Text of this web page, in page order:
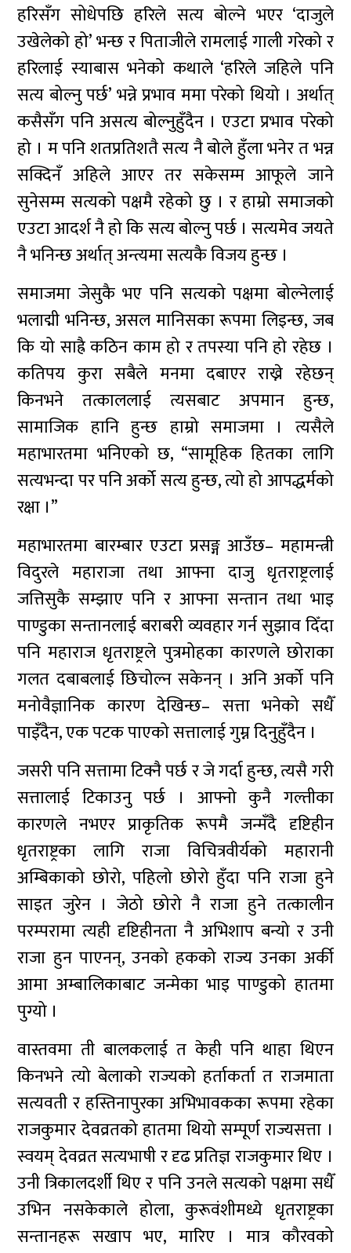
हरिसँग सोधेपछि हरिले सत्य बोल्ने भएर ‘दाजुले
उखेलेको हो’ भन्छ र पिताजीले रामलाई गाली गरेको र
हरिलाई स्याबास भनेको कथाले ‘हरिले जहिले पनि
सत्य बोल्नु पर्छ’ भन्ने प्रभाव ममा परेको थियो । अर्थात्
कसैसँग पनि असत्य बोल्नुहुँदैन । एउटा प्रभाव परेको
हो । म पनि शतप्रतिशतै सत्य नै बोले हुँला भनेर त भन्न
सक्दिनँ अहिले आएर तर सकेसम्म आफूले जाने
सुनेसम्म सत्यको पक्षमै रहेको छु । र हाम्रो समाजको
एउटा आदर्श नै हो कि सत्य बोल्नु पर्छ । सत्यमेव जयते
नै भनिन्छ अर्थात् अन्त्यमा सत्यकै विजय हुन्छ ।
समाजमा जेसुकै भए पनि सत्यको पक्षमा बोल्नेलाई
भलाद्मी भनिन्छ, असल मानिसका रूपमा लिइन्छ, जब
कि यो साह्रै कठिन काम हो र तपस्या पनि हो रहेछ ।
कतिपय कुरा सबैले मनमा दबाएर राख्ने रहेछन्
किनभने तत्काललाई त्यसबाट अपमान हुन्छ,
सामाजिक हानि हुन्छ हाम्रो समाजमा । त्यसैले
महाभारतमा भनिएको छ, “सामूहिक हितका लागि
सत्यभन्दा पर पनि अर्को सत्य हुन्छ, त्यो हो आपद्धर्मको
रक्षा ।”
महाभारतमा बारम्बार एउटा प्रसङ्ग आउँछ– महामन्त्री
विदुरले महाराजा तथा आफ्ना दाजु धृतराष्ट्रलाई
जत्तिसुकै सम्झाए पनि र आफ्ना सन्तान तथा भाइ
पाण्डुका सन्तानलाई बराबरी व्यवहार गर्न सुझाव दिँदा
पनि महाराज धृतराष्ट्रले पुत्रमोहका कारणले छोराका
गलत दबाबलाई छिचोल्न सकेनन् । अनि अर्को पनि
मनोवैज्ञानिक कारण देखिन्छ– सत्ता भनेको सधैँ
पाइँदैन, एक पटक पाएको सत्तालाई गुम्न दिनुहुँदैन ।
जसरी पनि सत्तामा टिक्नै पर्छ र जे गर्दा हुन्छ, त्यसै गरी
सत्तालाई टिकाउनु पर्छ । आफ्नो कुनै गल्तीका
कारणले नभएर प्राकृतिक रूपमै जन्मँदै दृष्टिहीन
धृतराष्ट्रका लागि राजा विचित्रवीर्यको महारानी
अम्बिकाको छोरो, पहिलो छोरो हुँदा पनि राजा हुने
साइत जुरेन । जेठो छोरो नै राजा हुने तत्कालीन
परम्परामा त्यही दृष्टिहीनता नै अभिशाप बन्यो र उनी
राजा हुन पाएनन्, उनको हकको राज्य उनका अर्की
आमा अम्बालिकाबाट जन्मेका भाइ पाण्डुको हातमा
पुग्यो ।
वास्तवमा ती बालकलाई त केही पनि थाहा थिएन
किनभने त्यो बेलाको राज्यको हर्ताकर्ता त राजमाता
सत्यवती र हस्तिनापुरका अभिभावकका रूपमा रहेका
राजकुमार देवव्रतको हातमा थियो सम्पूर्ण राज्यसत्ता ।
स्वयम् देवव्रत सत्यभाषी र दृढ प्रतिज्ञ राजकुमार थिए ।
उनी त्रिकालदर्शी थिए र पनि उनले सत्यको पक्षमा सधैँ
उभिन नसकेकाले होला, कुरूवंशीमध्ये धृतराष्ट्रका
सन्तानहरू सखाप भए, मारिए । मात्र कौरवको